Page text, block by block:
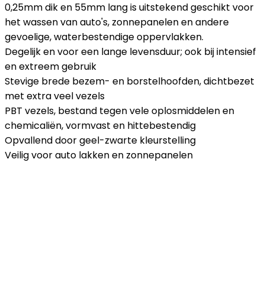
0,25mm dik en 55mm lang is uitstekend geschikt voor
het wassen van auto's, zonnepanelen en andere
gevoelige, waterbestendige oppervlakken.
Degelijk en voor een lange levensduur; ook bij intensief
en extreem gebruik
Stevige brede bezem- en borstelhoofden, dichtbezet
met extra veel vezels
PBT vezels, bestand tegen vele oplosmiddelen en
chemicaliën, vormvast en hittebestendig
Opvallend door geel-zwarte kleurstelling
Veilig voor auto lakken en zonnepanelen